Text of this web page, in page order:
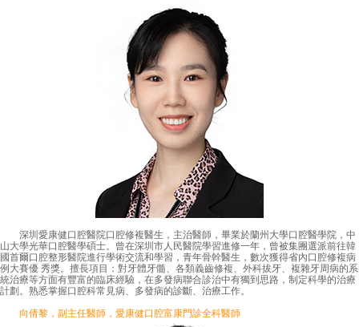
深圳愛康健口腔醫院口腔修複醫生，主治醫師，畢業於蘭州大學口腔醫學院，中
山大學光華口腔醫學碩士。曾在深圳市人民醫院學習進修一年，曾被集團選派前往韓
國首爾口腔整形醫院進行學術交流和學習，青年骨幹醫生，數次獲得省內口腔修複病
例大賽優 秀獎。擅長項目：對牙體牙髓、各類義齒修複、外科拔牙、複雜牙周病的系
統治療等方面有豐富的臨床經驗，在多發病聯合診治中有獨到思路，制定科學的治療
計劃。熟悉掌握口腔科常見病、多發病的診斷、治療工作。
向倩黎，副主任醫師，愛康健口腔富康門診全科醫師